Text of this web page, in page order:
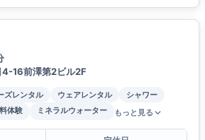
4-16前澤第2ビル2F
ズレンタル ウェアレンタル
シャワー
体験 ミネラルウォーター もっと見る